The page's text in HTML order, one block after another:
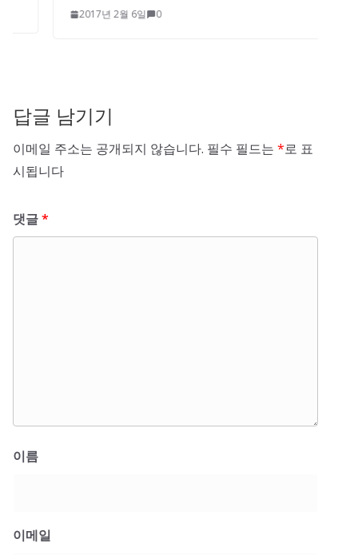
2017년 2월 6일 0
답글 남기기
이메일 주소는 공개되지 않습니다. 필수 필드는 *로 표
시됩니다
댓글*
이름
이메일